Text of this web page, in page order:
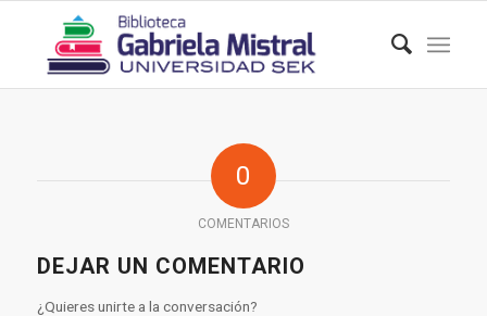
0
COMENTARIOS
DEJAR UN COMENTARIO
¿Quieres unirte a la conversación?